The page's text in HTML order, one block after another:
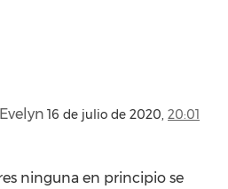
Evelyn 16 de julio de 2020, 20:01
ninguna en principio se